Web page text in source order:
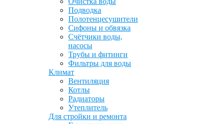
Подводка
Полотенцесушители
Сифоны и обвязка
Счётчики воды,
насосы
Трубы и фитинги
Фильтры для воды
Климат
Вентиляция
Котлы
Радиаторы
Утеплитель
Для стройки и ремонта